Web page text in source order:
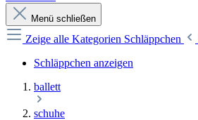
Menü schließen
Zeige alle Kategorien Schläppchen
Schläppchen anzeigen
ballett
schuhe